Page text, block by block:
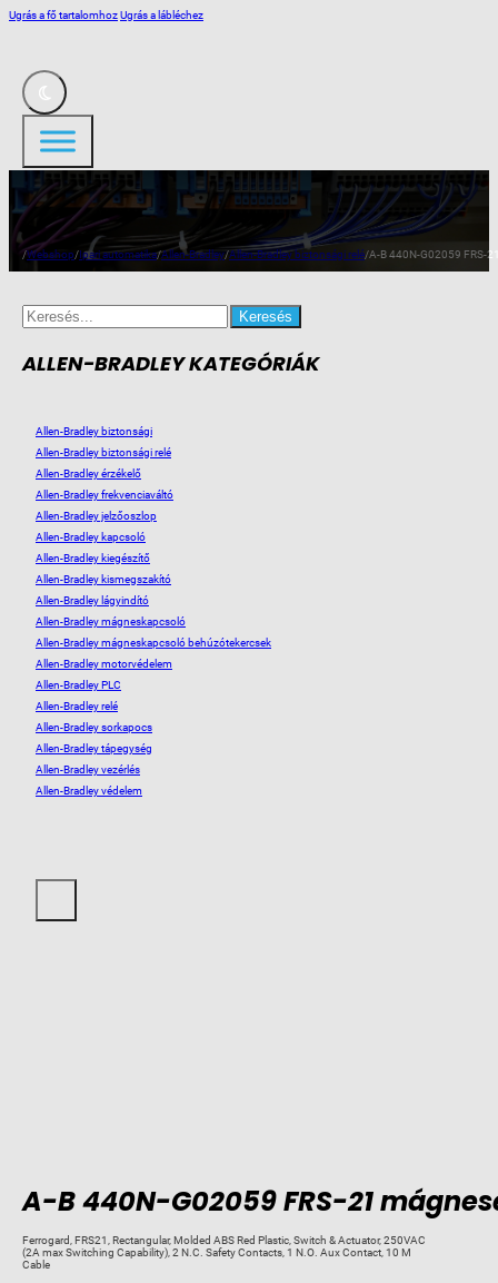
Ugrás a fő tartalomhozUgrás a lábléchez
/Webshop/Ipari automatika/Allen-Bradley/Allen-Bradley biztonsági relé/A-B 440N-G02059 FRS-
Search
for:
ALLEN-BRADLEY KATEGÓRIÁK
Allen-Bradley biztonsági
Allen-Bradley biztonsági relé
Allen-Bradley érzékelő
Allen-Bradley frekvenciaváltó
Allen-Bradley jelzőoszlop
Allen-Bradley kapcsoló
Allen-Bradley kiegészítő
Allen-Bradley kismegszakító
Allen-Bradley lágyindító
Allen-Bradley mágneskapcsoló
Allen-Bradley mágneskapcsoló behúzótekercsek
Allen-Bradley motorvédelem
Allen-Bradley PLC
Allen-Bradley relé
Allen-Bradley sorkapocs
Allen-Bradley tápegység
Allen-Bradley vezérlés
Allen-Bradley védelem
A-B 440N-G02059 FRS-21
Ferrogard, FRS21, Rectangular, Molded ABS Red Plastic, Switch & Actuator, 250VAC
(2A max Switching Capability), 2 N.C. Safety Contacts, 1 N.O. Aux Contact, 10 M
Cable